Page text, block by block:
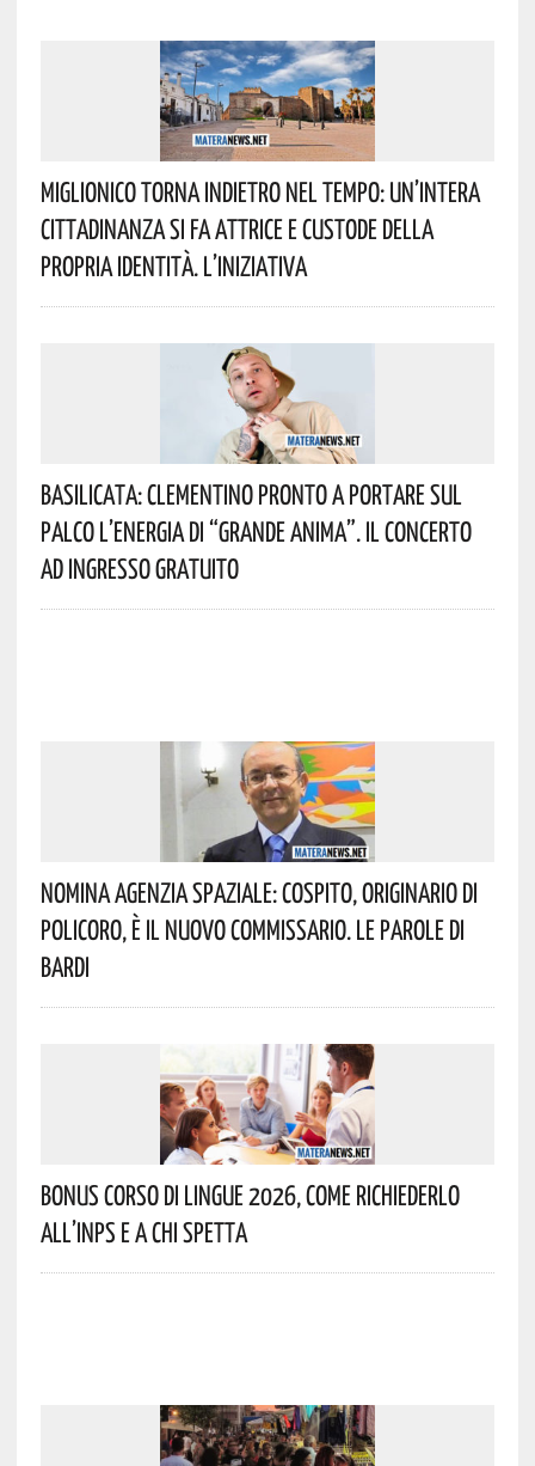
Miglionico Torna Indietro Nel Tempo: Un’intera
Cittadinanza Si Fa Attrice E Custode Della
Propria Identità. L’iniziativa
Basilicata: Clementino Pronto A Portare Sul
Palco L’energia Di “Grande Anima”. Il Concerto
Ad Ingresso Gratuito
Nomina Agenzia Spaziale: Cospito, Originario Di
Policoro, È Il Nuovo Commissario. Le Parole Di
Bardi
Bonus Corso Di Lingue 2026, Come Richiederlo
All’INPS E A Chi Spetta